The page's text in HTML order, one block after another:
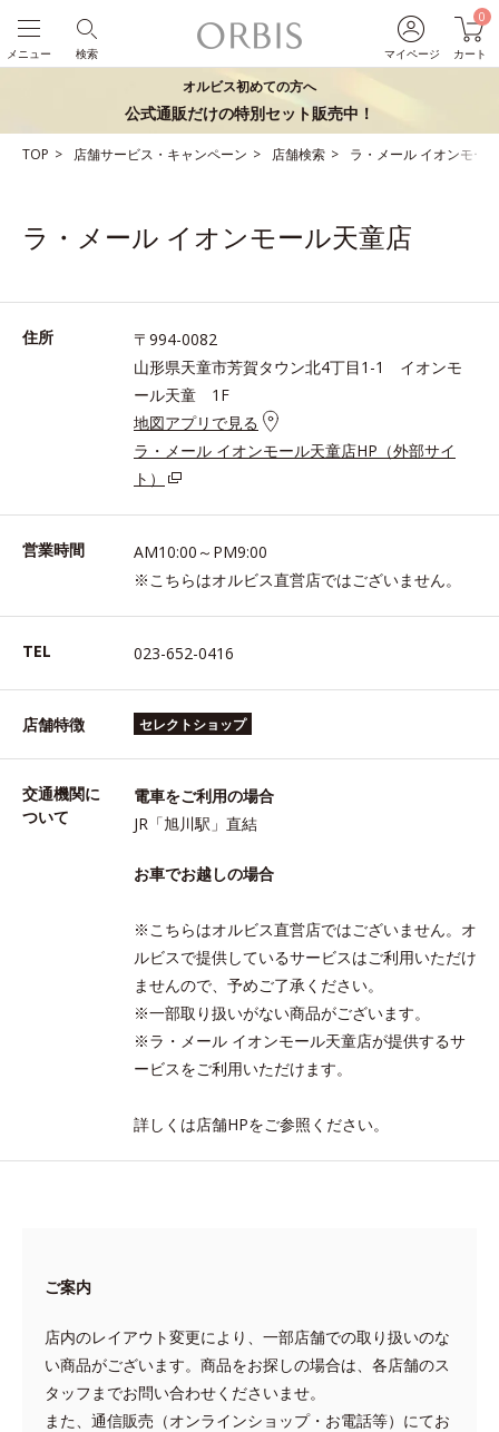
マイページ
0
カート
検索
メニュー
オルビス初めての方へ
公式通販だけの特別セット販売中！
TOP 店舗サービス・キャンペーン 店舗検索 ラ・メール イオンモー
ラ・メール イオンモール天童店
住所
〒994-0082
山形県天童市芳賀タウン北4丁目1-1 イオンモ
ール天童 1F
地図アプリで見る
ラ・メール イオンモール天童店HP（外部サイ
ト）
営業時間
AM10:00～PM9:00
※こちらはオルビス直営店ではございません。
TEL 023-652-0416
店舗特徴 セレクトショップ
交通機関に
ついて
電車をご利用の場合
JR「旭川駅」直結
お車でお越しの場合
※こちらはオルビス直営店ではございません。オ
ルビスで提供しているサービスはご利用いただけ
ませんので、予めご了承ください。
※一部取り扱いがない商品がございます。
※ラ・メール イオンモール天童店が提供するサ
ービスをご利用いただけます。
詳しくは店舗HPをご参照ください。
ご案内
店内のレイアウト変更により、一部店舗での取り扱いのな
い商品がございます。商品をお探しの場合は、各店舗のス
タッフまでお問い合わせくださいませ。
また、通信販売（オンラインショップ・お電話等）にてお